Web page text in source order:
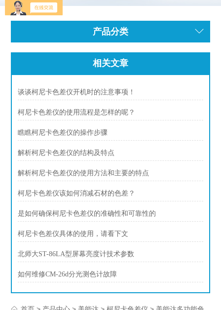
产品分类
相关文章
谈谈柯尼卡色差仪开机时的注意事项！
柯尼卡色差仪的使用流程是怎样的呢？
瞧瞧柯尼卡色差仪的操作步骤
解析柯尼卡色差仪的结构及特点
解析柯尼卡色差仪的使用方法和主要的特点
柯尼卡色差仪该如何消减石材的色差？
是如何确保柯尼卡色差仪的准确性和可靠性的
柯尼卡色差仪具体的使用，请看下文
北师大ST-86LA型屏幕亮度计技术参数
如何维修CM-26d分光测色计故障